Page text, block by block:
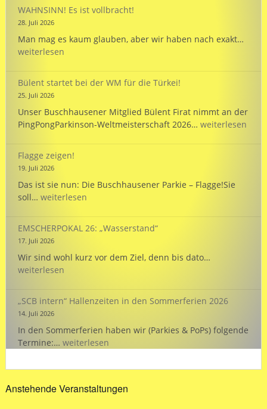
WAHNSINN! Es ist vollbracht!
28. Juli 2026
Man mag es kaum glauben, aber wir haben nach exakt…
weiterlesen
Bülent startet bei der WM für die Türkei!
25. Juli 2026
Unser Buschhausener Mitglied Bülent Firat nimmt an der
PingPongParkinson-Weltmeisterschaft 2026… Bülent
für
weiterlesen
Flagge zeigen!
19. Juli 2026
Das ist sie nun: Die Buschhausener Parkie – Flagge!Sie
soll… Flagge
weiterlesen
EMSCHERPOKAL 26: „Wasserstand“
17. Juli 2026
Wir sind wohl kurz vor dem Ziel, denn bis dato…
weiterlesen
„SCB intern“ Hallenzeiten in den Sommerferien 2026
14. Juli 2026
In den Sommerferien haben wir (Parkies & PoPs) folgende
Termine:… „SCB
Hallenzeiten
den
weiterlesen
Anstehende Veranstaltungen